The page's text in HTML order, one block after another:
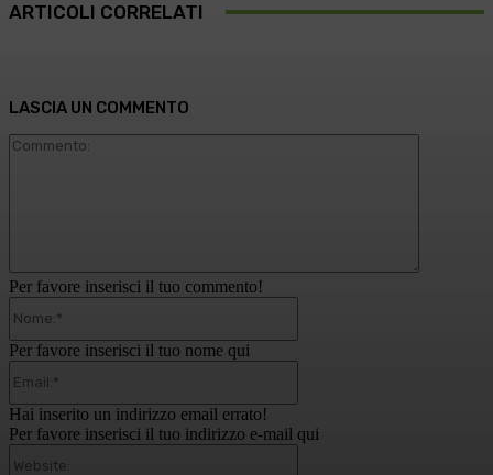
ARTICOLI CORRELATI
LASCIA UN COMMENTO
Per favore inserisci il tuo commento!
Per favore inserisci il tuo nome qui
Hai inserito un indirizzo email errato!
Per favore inserisci il tuo indirizzo e-mail qui